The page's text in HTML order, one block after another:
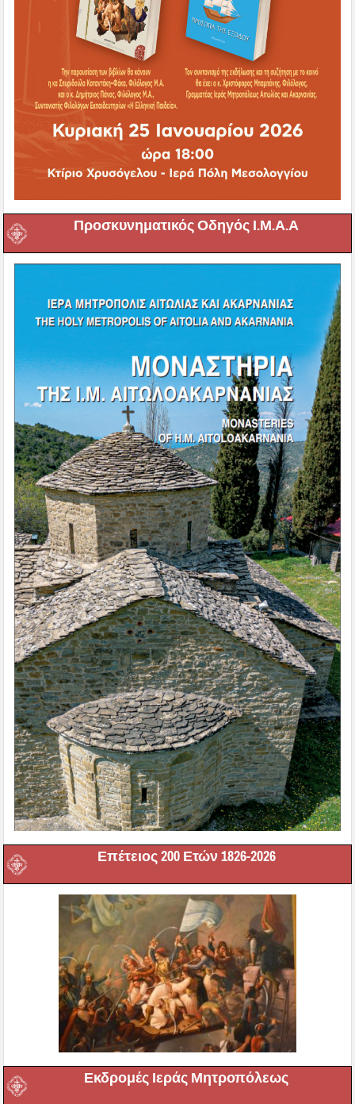
Προσκυνηματικός Οδηγός Ι.Μ.Α.Α
Επέτειος 200 Ετών 1826-2026
Εκδρομές Ιεράς Μητροπόλεως